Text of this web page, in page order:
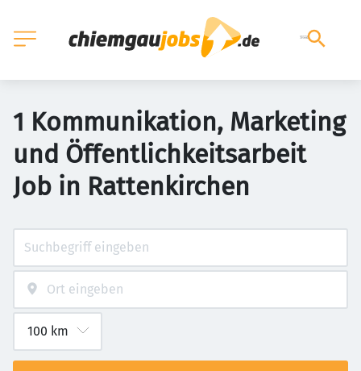
1 Kommunikation, Marketing
und Öffentlichkeitsarbeit
Job in Rattenkirchen